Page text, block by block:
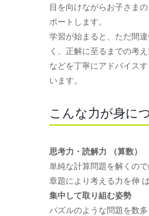
目を向けながらお子さま
ポートします。
学習が始まると、ただ間
く、正解に至るまでの考
などを丁寧にアドバイス
います。
こんな力が身に
思考力・読解力 （算数）
単純な計算問題を解くの
章題により考える力を伸 ば
集中して取り組む姿勢
パズルのような問題を数